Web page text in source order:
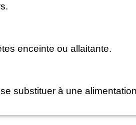
enceinte ou allaitante.
substituer à une